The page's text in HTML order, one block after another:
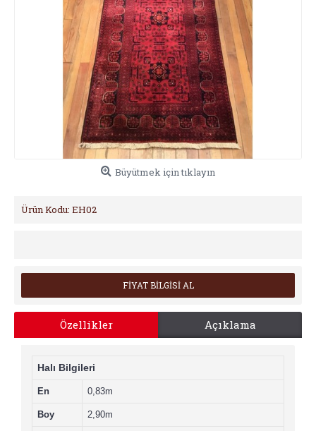
Büyütmek için tıklayın
Ürün Kodu: EH02
FİYAT BİLGİSİ AL
Özellikler Açıklama
Halı Bilgileri
En 0,83m
Boy 2,90m